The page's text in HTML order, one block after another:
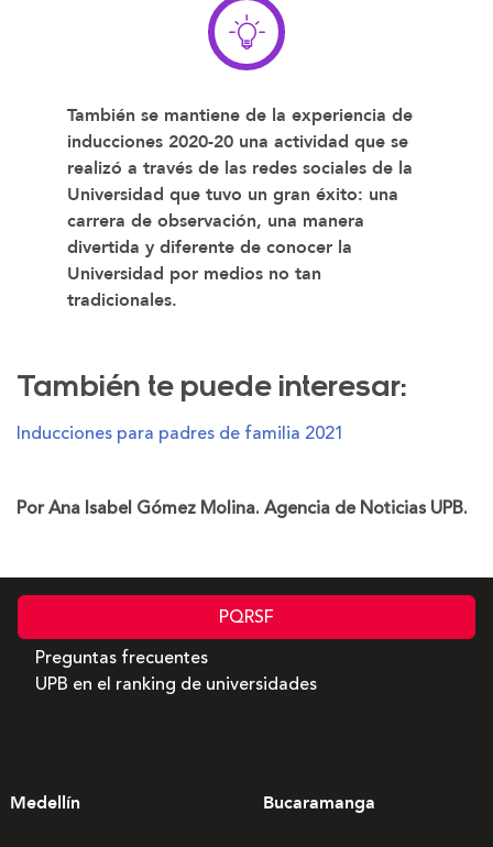
También se mantiene de la experiencia de
inducciones 2020-20 una actividad que se
realizó a través de las redes sociales de la
Universidad que tuvo un gran éxito: una
carrera de observación, una manera
divertida y diferente de conocer la
Universidad por medios no tan
tradicionales.
También te puede interesar:
Inducciones para padres de familia 2021
Por Ana Isabel Gómez Molina. Agencia de Noticias UPB.
PQRSF
Preguntas frecuentes
UPB en el ranking de universidades
Medellín Bucaramanga